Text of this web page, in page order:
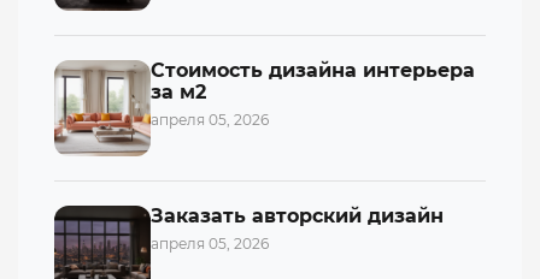
Стоимость дизайна интерьера
за м2
апреля 05, 2026
Заказать авторский дизайн
апреля 05, 2026